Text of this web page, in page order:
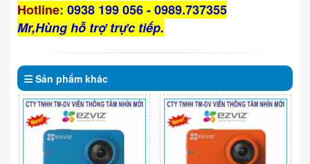
Hotline: 0938 199 056 - 0989.737355
Mr,Hùng hỗ trợ trực tiếp.
Sản phẩm khác